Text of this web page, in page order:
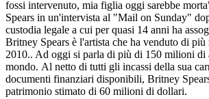
fossi intervenuto, mia figlia oggi sarebbe
Spears in un'intervista al "Mail on Sunday"
custodia legale a cui per quasi 14 anni ha
Britney Spears è l'artista che ha venduto di
2010.. Ad oggi si parla di più di 150 milioni di
mondo. Al netto di tutti gli incassi della sua
documenti finanziari disponibili, Britney
patrimonio stimato di 60 milioni di dollari.